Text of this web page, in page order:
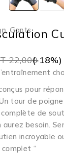
,Gants
22,000
(-18%)
pour
tour de
de
besoin.
incroyable
“